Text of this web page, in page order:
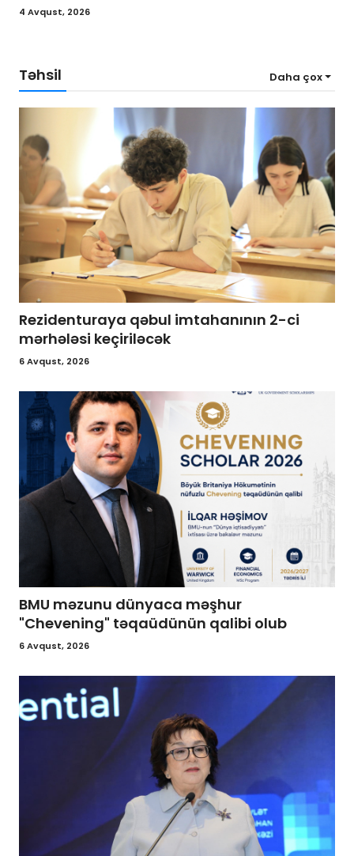
4 Avqust, 2026
Təhsil Daha çox
Rezidenturaya qəbul imtahanının 2-ci
mərhələsi keçiriləcək
6 Avqust, 2026
BMU məzunu dünyaca məşhur
"Chevening" təqaüdünün qalibi olub
6 Avqust, 2026